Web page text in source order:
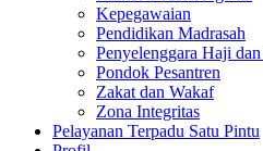
Kepegawaian
Pendidikan Madrasah
Penyelenggara Haji
Pondok Pesantren
Zakat dan Wakaf
Zona Integritas
Pelayanan Terpadu Satu Pintu